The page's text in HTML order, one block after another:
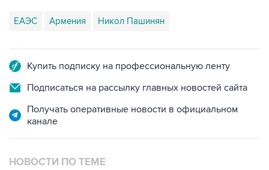
ЕАЭС Армения Никол Пашинян
Купить подписку на профессиональную ленту
Подписаться на рассылку главных новостей сайта
Получать оперативные новости в официальном
канале
НОВОСТИ ПО ТЕМЕ